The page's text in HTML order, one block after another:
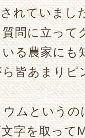
れていまし
問に立って
る農家にも
皆あまり
ムというの
字を取って